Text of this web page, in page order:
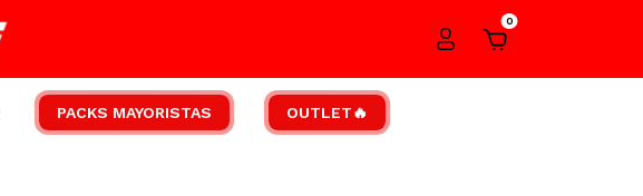
0
PACKS MAYORISTAS OUTLET🔥